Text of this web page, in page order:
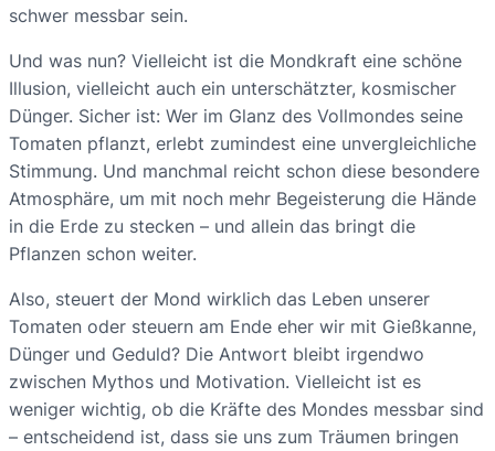
schwer messbar sein.
Und was nun? Vielleicht ist die Mondkraft eine schöne
Illusion, vielleicht auch ein unterschätzter, kosmischer
Dünger. Sicher ist: Wer im Glanz des Vollmondes seine
Tomaten pflanzt, erlebt zumindest eine unvergleichliche
Stimmung. Und manchmal reicht schon diese besondere
Atmosphäre, um mit noch mehr Begeisterung die Hände
in die Erde zu stecken – und allein das bringt die
Pflanzen schon weiter.
Also, steuert der Mond wirklich das Leben unserer
Tomaten oder steuern am Ende eher wir mit Gießkanne,
Dünger und Geduld? Die Antwort bleibt irgendwo
zwischen Mythos und Motivation. Vielleicht ist es
weniger wichtig, ob die Kräfte des Mondes messbar sind
– entscheidend ist, dass sie uns zum Träumen bringen